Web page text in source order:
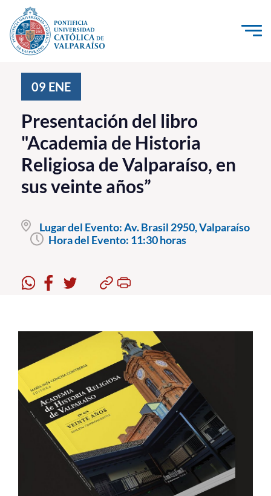
Click acá para ir directamente al contenido
Investigación, Creación e Innovación
PUCV Internacional
Vinculación con el Medio
Admisión
Pregrado
Postgrado
Funcionarios
Alumni
English
09 ENE
Presentación del libro
"Academia de Historia
Religiosa de Valparaíso, en
sus veinte años”
Lugar del Evento:Av. Brasil 2950, Valparaíso
Hora del Evento: 11:30 horas